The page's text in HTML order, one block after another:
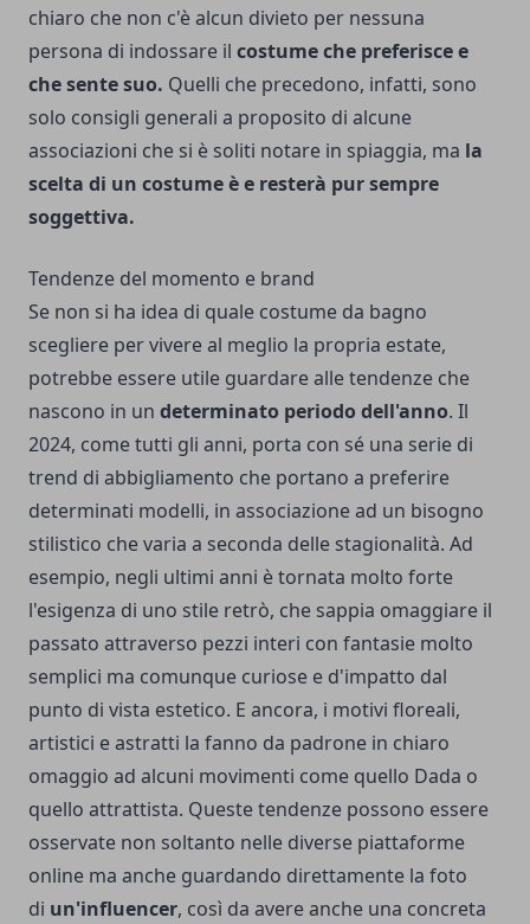
chiaro che non c'è alcun divieto per nessuna
persona di indossare il costume che preferisce e
che sente suo. Quelli che precedono, infatti, sono
solo consigli generali a proposito di alcune
associazioni che si è soliti notare in spiaggia, ma la
scelta di un costume è e resterà pur sempre
soggettiva.
Tendenze del momento e brand
Se non si ha idea di quale costume da bagno
scegliere per vivere al meglio la propria estate,
potrebbe essere utile guardare alle tendenze che
nascono in un determinato periodo dell'anno. Il
2024, come tutti gli anni, porta con sé una serie di
trend di abbigliamento che portano a preferire
determinati modelli, in associazione ad un bisogno
stilistico che varia a seconda delle stagionalità. Ad
esempio, negli ultimi anni è tornata molto forte
l'esigenza di uno stile retrò, che sappia omaggiare il
passato attraverso pezzi interi con fantasie molto
semplici ma comunque curiose e d'impatto dal
punto di vista estetico. E ancora, i motivi floreali,
artistici e astratti la fanno da padrone in chiaro
omaggio ad alcuni movimenti come quello Dada o
quello attrattista. Queste tendenze possono essere
osservate non soltanto nelle diverse piattaforme
online ma anche guardando direttamente la foto
di un'influencer, così da avere anche una concreta